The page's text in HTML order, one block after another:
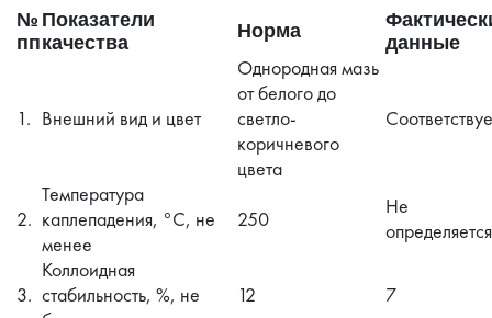
№
пп
Показатели
качества
Норма
данные
1. Внешний вид и цвет
Однородная мазь
от белого до
светло-
коричневого
цвета
2.
Температура
каплепадения, °C, не
менее
250
Не
определяется
3.
Коллоидная
стабильность, %, не
12 7